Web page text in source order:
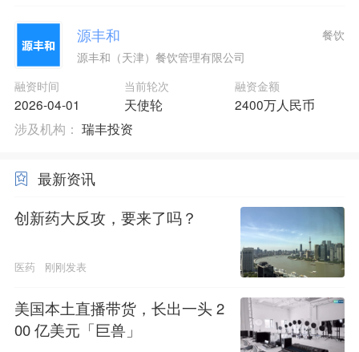
源丰和
源丰和（天津）餐饮管理有限公司
融资时间
2026-04-01
当前轮次
天使轮
融资金额
2400万人民币
餐饮
涉及机构： 瑞丰投资
最新资讯
创新药大反攻，要来了吗？
医药 刚刚发表
美国本土直播带货，长出一头 2
00 亿美元「巨兽」